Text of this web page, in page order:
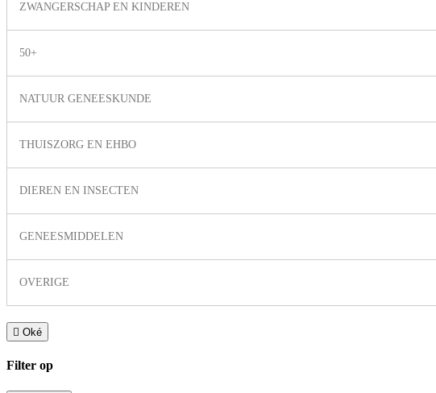
ZWANGERSCHAP EN KINDEREN
50+
NATUUR GENEESKUNDE
THUISZORG EN EHBO
DIEREN EN INSECTEN
GENEESMIDDELEN
OVERIGE
 Oké
Filter op